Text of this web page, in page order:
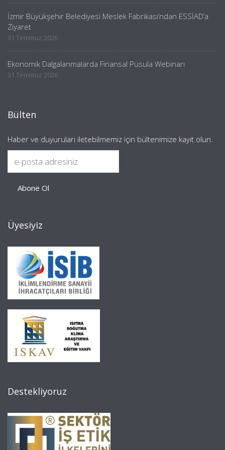
İzmir Büyükşehir Belediyesi Meslek Fabrikası’ndan ESSİAD’a
Ziyaret
31 Temmuz 2026
Ekonomik Dalgalanmalarda Finansal Pusula Webinarı
31 Temmuz 2026
Bülten
Haber ve duyuruları iletebilmemiz için bültenimize kayıt olun.
Üyesiyiz
Destekliyoruz